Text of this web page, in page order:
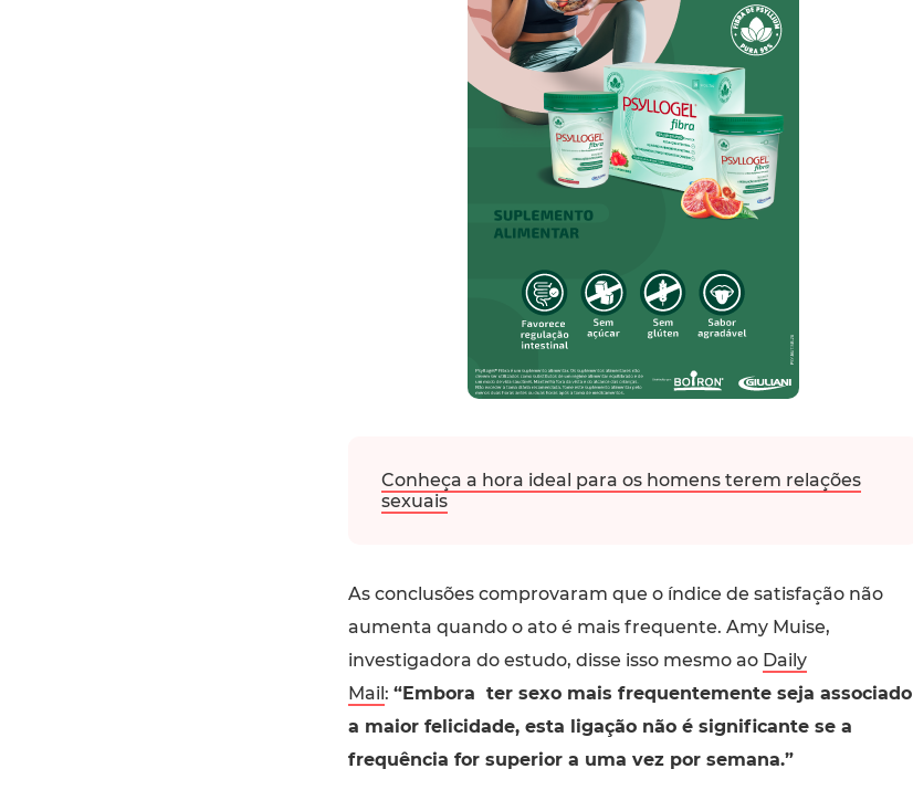
Conheça a hora ideal para os homens terem relações
sexuais
As conclusões comprovaram que o índice de satisfação não
aumenta quando o ato é mais frequente. Amy Muise,
investigadora do estudo, disse isso mesmo ao Daily
Mail: “Embora ter sexo mais frequentemente seja associado
a maior felicidade, esta ligação não é significante se a
frequência for superior a uma vez por semana.”